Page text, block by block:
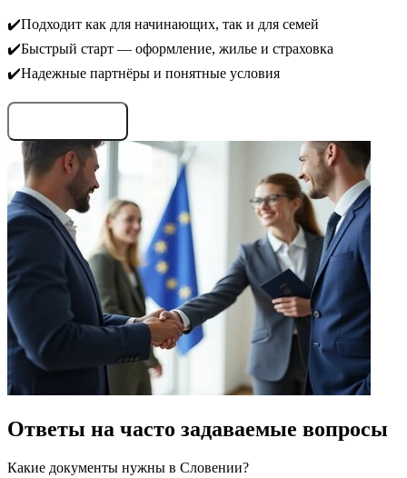
✔️Подходит как для начинающих, так и для семей
✔️Быстрый старт — оформление, жилье и страховка
✔️Надежные партнёры и понятные условия
Ответы на часто задаваемые вопросы
Какие документы нужны в Словении?